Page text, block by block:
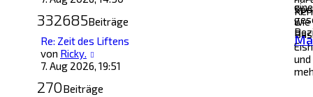
wie
und
332685Beiträge
Re: Zeit des Liftens
von Ricky.
Beitrag
7. Aug 2026, 19:51
270Beiträge